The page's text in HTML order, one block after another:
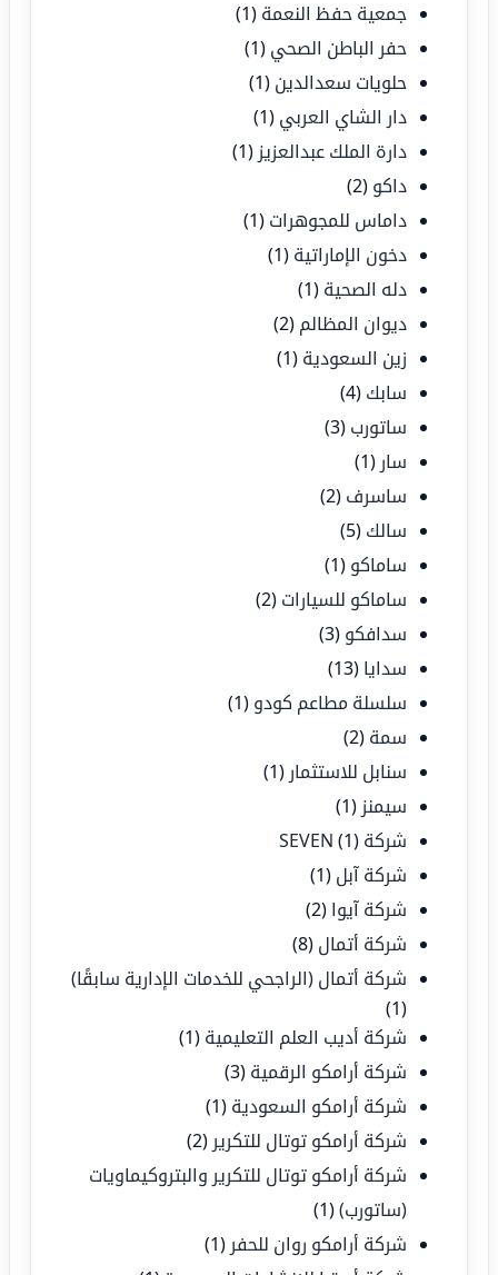
جمعية حفظ النعمة (1)
حفر الباطن الصحي (1)
حلويات سعدالدين (1)
دار الشاي العربي (1)
دارة الملك عبدالعزيز (1)
داكو (2)
داماس للمجوهرات (1)
دخون الإماراتية (1)
دله الصحية (1)
ديوان المظالم (2)
زين السعودية (1)
سابك (4)
ساتورب (3)
سار (1)
ساسرف (2)
سالك (5)
ساماكو (1)
ساماكو للسيارات (2)
سدافكو (3)
سدايا (13)
سلسلة مطاعم كودو (1)
سمة (2)
سنابل للاستثمار (1)
سيمنز (1)
شركة SEVEN (1)
شركة آبل (1)
شركة آيوا (2)
شركة أتمال (8)
شركة أتمال (الراجحي للخدمات الإدارية سابقًا)
(1)
شركة أديب العلم التعليمية (1)
شركة أرامكو الرقمية (3)
شركة أرامكو السعودية (1)
شركة أرامكو توتال للتكرير (2)
شركة أرامكو توتال للتكرير والبتروكيماويات
(ساتورب)(1)
شركة أرامكو روان للحفر (1)